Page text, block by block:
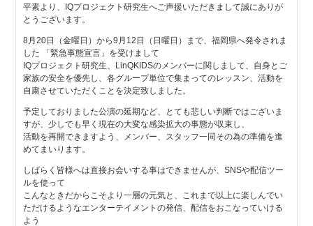
平素より、IQプロジェクト研究生へご声援いただきまして誠にありが
とうございます。
8月20日（金曜日）から9月12日（日曜日）まで、福岡県へ発令されま
した 「緊急事態宣言」を受けまして
IQプロジェクト研究生、LinQKIDSのメンバーに関しまして、自身とご
家族の安全を優先し、各グループ単位で集まってのレッスン、活動を
自粛させていただくことを決定致しました。
予定しておりました公演の延期など、とても悲しい判断ではございま
すが、少しでも早く現在の大変な感染拡大の事態が収束し、
活動を再開できますよう、メンバー、スタッフ一同その為の準備を進
めてまいります。
しばらく皆様へは直接お会いする事はできませんが、SNSや配信ツー
ルを使って
こんなときだからこそより一層の元気と、これまで以上に楽しんでい
ただけるようなエンターテイメントの発信、配信をおこなっていける
よう